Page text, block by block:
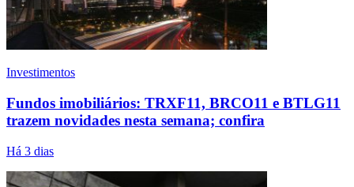
Investimentos
Fundos imobiliários: TRXF11, BRCO11 e BTLG11
trazem novidades nesta semana; confira
Há 3 dias